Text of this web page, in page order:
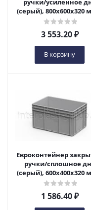
ручки/усиленное
(серый), 800x600x320
Ульяновске
3 553.20₽
В корзину
Евроконтейнер
ручки/сплошное
(серый), 600x400x320
Ульяновске
1 586.40₽